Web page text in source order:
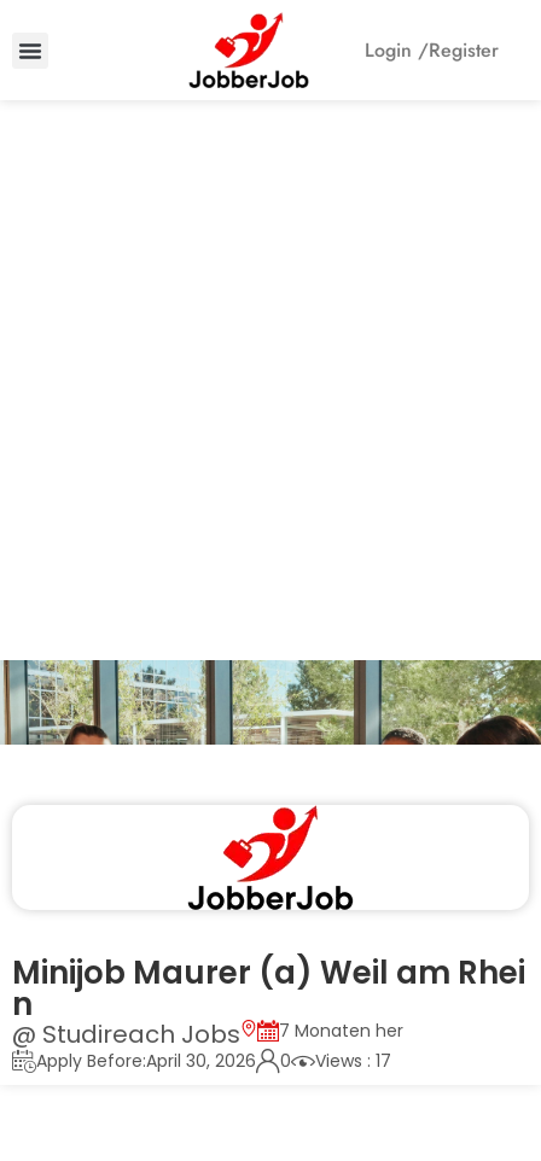
Login /Register
Minijob Maurer (a) Weil am Rhei
n
@ Studireach Jobs
7 Monaten her
Apply Before:April 30, 2026
0 Views : 17